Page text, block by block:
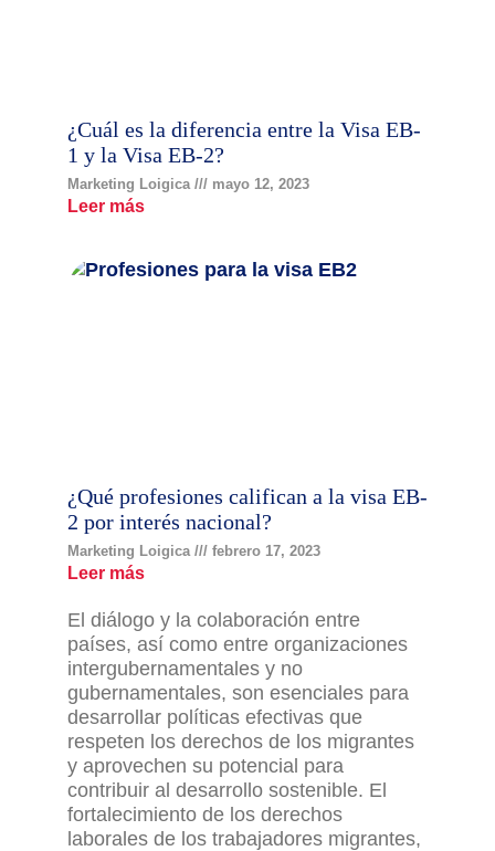
¿Cuál es la diferencia entre la Visa EB-
1 y la Visa EB-2?
Marketing Loigica mayo 12, 2023
Leer más
¿Qué profesiones califican a la visa EB-
2 por interés nacional?
Marketing Loigica febrero 17, 2023
Leer más
El diálogo y la colaboración entre
países, así como entre organizaciones
intergubernamentales y no
gubernamentales, son esenciales para
desarrollar políticas efectivas que
respeten los derechos de los migrantes
y aprovechen su potencial para
contribuir al desarrollo sostenible. El
fortalecimiento de los derechos
laborales de los trabajadores migrantes,